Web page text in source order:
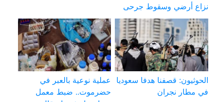
نزاع أرضي وسقوط جرحى
الحوثيون: قصفنا هدفا سعوديا
في مطار نجران
عملية نوعية بالعبر في
حضرموت.. ضبط معمل